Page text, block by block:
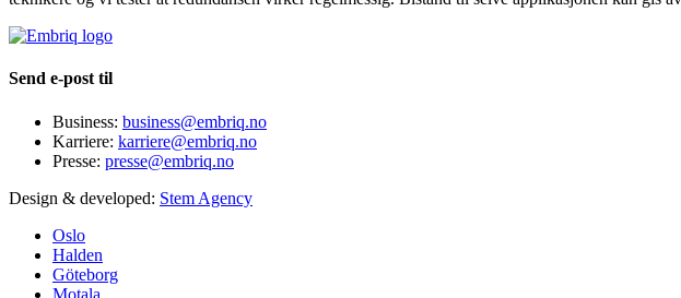
Send e-post til
Business: business@embriq.no
Karriere: karriere@embriq.no
Presse: presse@embriq.no
Design & developed: Stem Agency
Oslo
Halden
Göteborg
Motala